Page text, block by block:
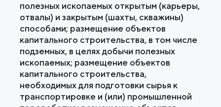
полезных ископаемых открытым (карьеры,
отвалы) и закрытым (шахты, скважины)
способами; размещение объектов
капитального строительства, в том числе
подземных, в целях добычи полезных
ископаемых; размещение объектов
капитального строительства,
необходимых для подготовки сырья к
транспортировке и (или) промышленной